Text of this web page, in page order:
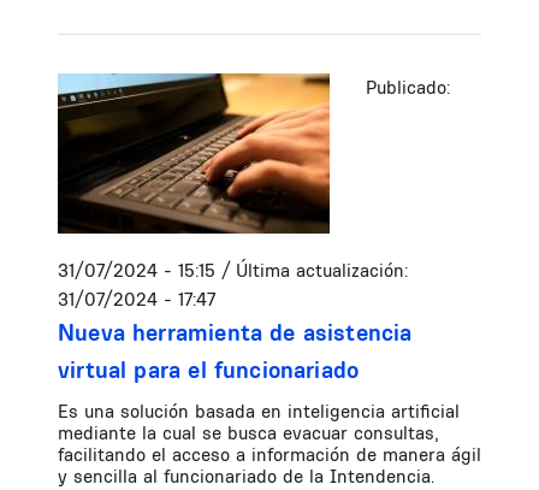
Publicado:
31/07/2024 - 15:15 / Última actualización:
31/07/2024 - 17:47
Nueva herramienta de asistencia
virtual para el funcionariado
Es una solución basada en inteligencia artificial
mediante la cual se busca evacuar consultas,
facilitando el acceso a información de manera ágil
y sencilla al funcionariado de la Intendencia.